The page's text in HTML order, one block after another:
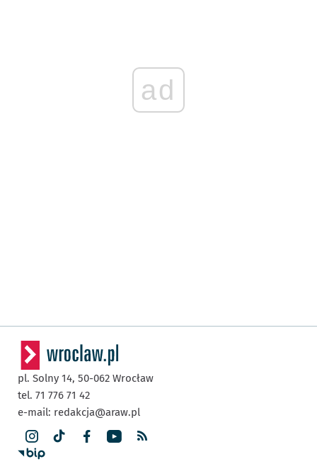
ad
pl. Solny 14, 50-062 Wrocław
tel. 71 776 71 42
e-mail: redakcja@araw.pl